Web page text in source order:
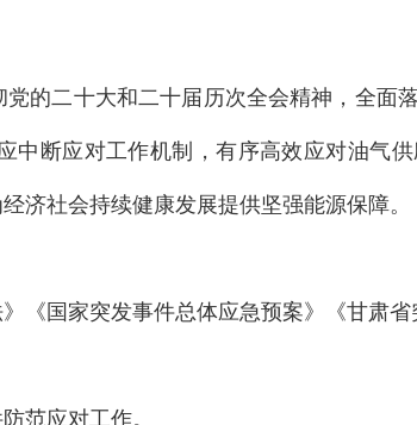
的二十大和二十届历次全会精神，全面
断应对工作机制，有序高效应对油气
济社会持续健康发展提供坚强能源保障。
《国家突发事件总体应急预案》《甘肃省
范应对工作。